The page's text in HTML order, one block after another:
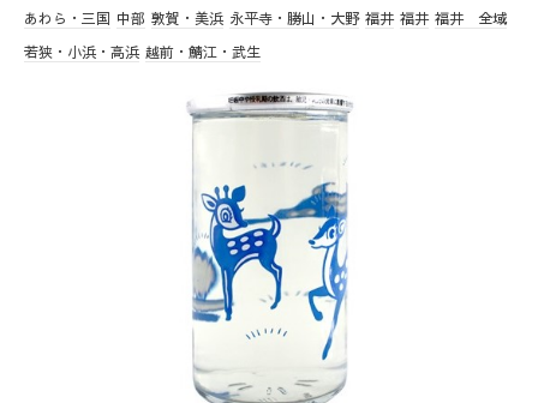
あわら・三国 中部 敦賀・美浜 永平寺・勝山・大野 福井 福井 福井 全域
若狭・小浜・高浜 越前・鯖江・武生